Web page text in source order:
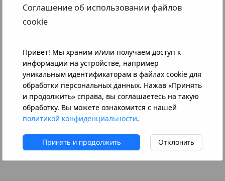
Оплатить без регистрации
Открыть новый Лицевой счет
Узнать сумму к оплате по лиц. счету
Контактная информация
Соглашение об использовании файлов
cookie
Привет! Мы храним и/или получаем доступ к
информации на устройстве, например
уникальным идентификаторам в файлах cookie для
обработки персональных данных. Нажав «Принять
и продолжить» справа, вы соглашаетесь на такую
обработку. Вы можете ознакомится с нашей
политикой конфиденциальности.
Принять и продолжить Отклонить